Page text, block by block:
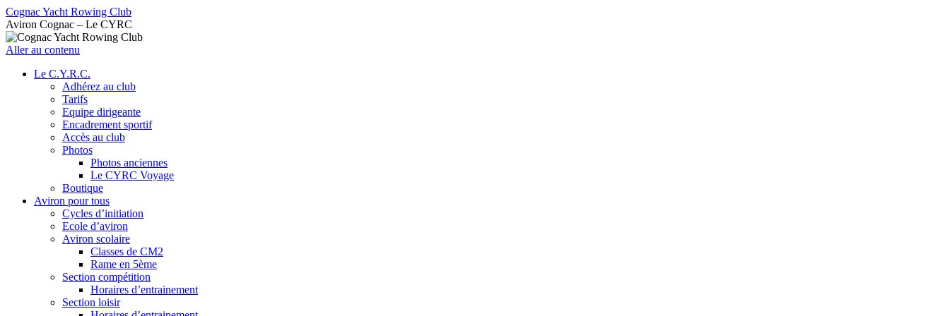
Cognac Yacht Rowing Club
Aviron Cognac – Le CYRC
Aller au contenu
Le C.Y.R.C.
Adhérez au club
Tarifs
Equipe dirigeante
Encadrement sportif
Accès au club
Photos
Photos anciennes
Le CYRC Voyage
Boutique
Aviron pour tous
Cycles d’initiation
Ecole d’aviron
Aviron scolaire
Classes de CM2
Rame en 5ème
Section compétition
Horaires d’entrainement
Section loisir